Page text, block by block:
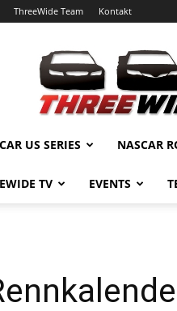
ThreeWide Team Kontakt
US SERIES NASCAR
TV EVENTS